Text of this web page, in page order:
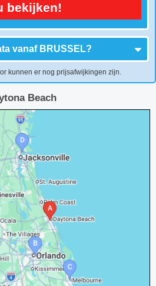
bekijken!
vanaf BRUSSEL?
kunnen er nog prijsafwijkingen zijn.
Beach